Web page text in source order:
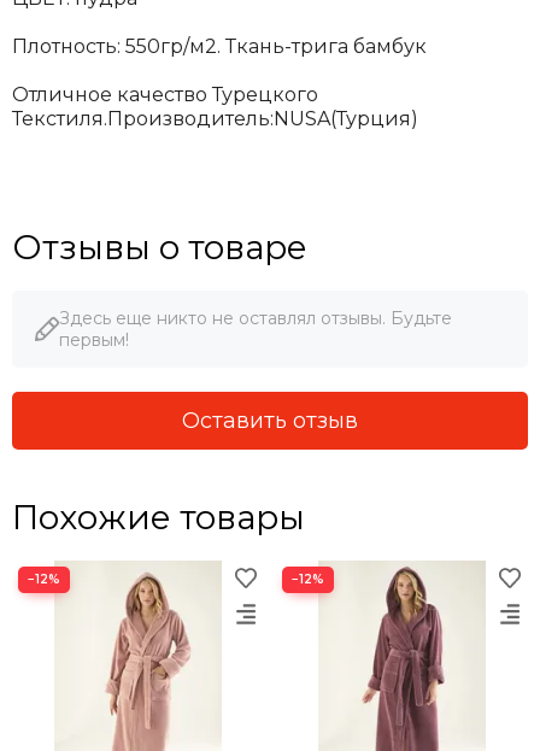
Плотность: 550гр/м2. Ткань-трига бамбук
Отличное качество Турецкого
Текстиля.Производитель:NUSA(Турция)
Отзывы о товаре
Здесь еще никто не оставлял отзывы. Будьте
первым!
Оставить отзыв
Похожие товары
−12% −12%